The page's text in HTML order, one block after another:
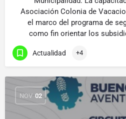
Asociación Colonia de
el marco del programa de
como fin orientar los
Actualidad +4
NOV 02